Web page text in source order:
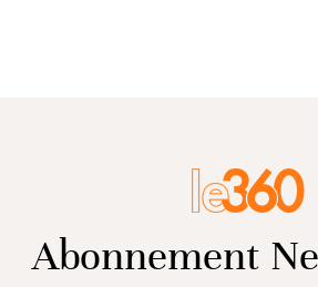
Abonnement